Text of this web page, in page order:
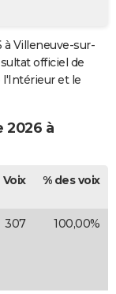
à Villeneuve-sur-
officiel de
et le
2026 à
Voix % des voix
307 100,00%